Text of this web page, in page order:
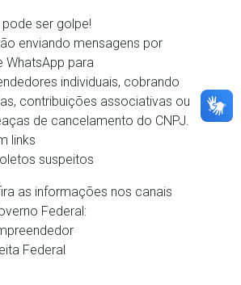
ser golpe!
enviando mensagens por
WhatsApp para
individuais, cobrando
contribuições associativas ou
de cancelamento do CNPJ.
links
suspeitos
as informações nos canais
Federal:
Federal